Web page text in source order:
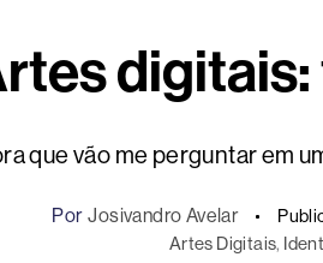
que vão me perguntar em
Por Josivandro Avelar
Artes Digitais,